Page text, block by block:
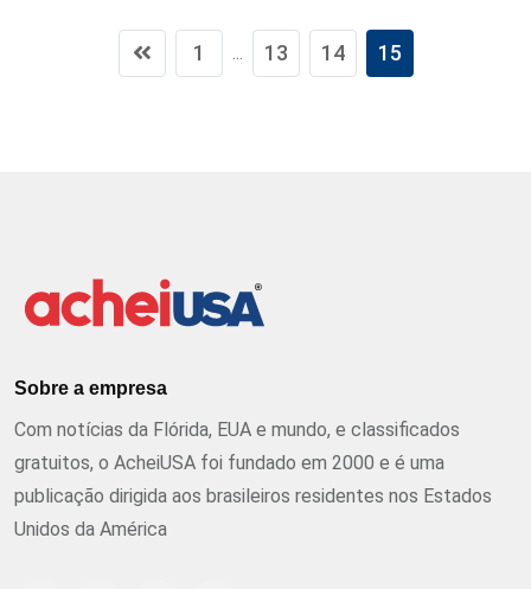
1 ... 13 14 15
Sobre a empresa
Com notícias da Flórida, EUA e mundo, e classificados
gratuitos, o AcheiUSA foi fundado em 2000 e é uma
publicação dirigida aos brasileiros residentes nos Estados
Unidos da América